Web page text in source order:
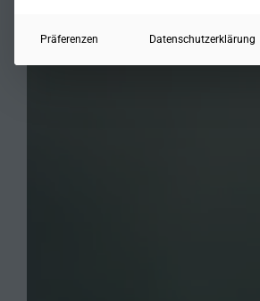
Präferenzen Datenschutzerklärung